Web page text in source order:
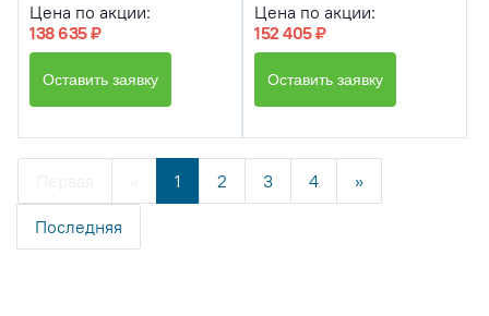
Цена по акции:
138 635 ₽
Оставить заявку
Цена по акции:
152 405 ₽
Оставить заявку
1 2 3 4 »
Последняя